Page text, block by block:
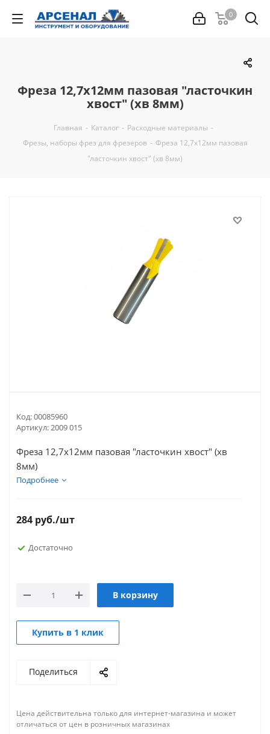
0
Фреза 12,7х12мм пазовая "ласточкин
хвост" (хв 8мм)
Главная - Каталог - Расходные материалы -
Фрезы, наборы фрез для фрезеров - Фреза 12,7х12мм пазовая
"ласточкин хвост" (хв 8мм)
Код:00085960
Артикул:2009 015
Фреза 12,7х12мм пазовая "ласточкин хвост" (хв
8мм)
Подробнее
284 руб./шт
Достаточно
В корзину
Купить в 1 клик
Поделиться
Цена действительна только для интернет-магазина и может
отличаться от цен в розничных магазинах